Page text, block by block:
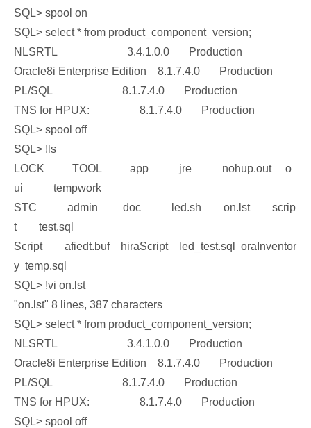
SQL> spool on
SQL> select * from product_component_version;
NLSRTL 3.4.1.0.0 Production
Oracle8i Enterprise Edition 8.1.7.4.0 Production
PL/SQL 8.1.7.4.0 Production
TNS for HPUX: 8.1.7.4.0 Production
SQL> spool off
SQL> !ls
LOCK TOOL app jre nohup.out o
ui tempwork
STC admin doc led.sh on.lst scrip
t test.sql
Script afiedt.buf hiraScript led_test.sql oraInventor
y temp.sql
SQL> !vi on.lst
"on.lst" 8 lines, 387 characters
SQL> select * from product_component_version;
NLSRTL 3.4.1.0.0 Production
Oracle8i Enterprise Edition 8.1.7.4.0 Production
PL/SQL 8.1.7.4.0 Production
TNS for HPUX: 8.1.7.4.0 Production
SQL> spool off